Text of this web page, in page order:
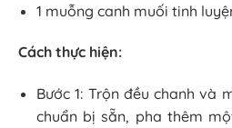
1 muỗng canh muối tinh
Cách thực hiện:
Bước 1: Trộn đều chanh và
chuẩn bị sẵn, pha thêm